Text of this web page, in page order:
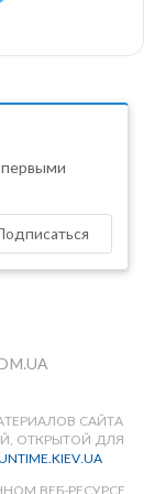
САЙТА
ОТКРЫТОЙ ДЛЯ
ВЕБ-РЕСУРСЕ,